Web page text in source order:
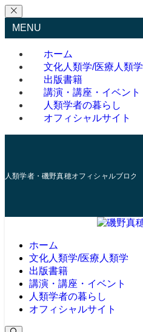
MENU
ホーム
文化人類学/医療人類学
出版書籍
講演・講座・イベント
人類学者の暮らし
オフィシャルサイト
人類学者・磯野真穂オフィシャルブログ
ホーム
文化人類学/医療人類学
出版書籍
講演・講座・イベント
人類学者の暮らし
オフィシャルサイト